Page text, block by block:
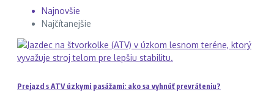
Najnovšie
Najčítanejšie
Prejazd s ATV úzkymi pasážami: ako sa vyhnúť prevráteniu?